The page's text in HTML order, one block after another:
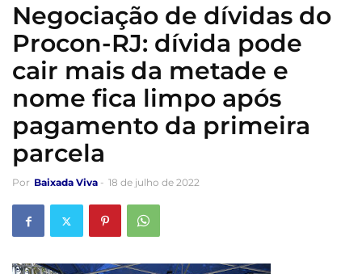
Negociação de dívidas do
Procon-RJ: dívida pode
cair mais da metade e
nome fica limpo após
pagamento da primeira
parcela
Por Baixada Viva - 18 de julho de 2022